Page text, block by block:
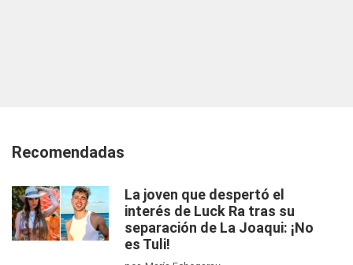
Recomendadas
La joven que despertó el
interés de Luck Ra tras su
separación de La Joaqui: ¡No
es Tuli!